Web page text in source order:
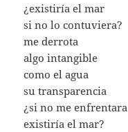
¿existiría el mar
si no lo contuviera?
me derrota
algo intangible
como el agua
su transparencia
¿si no me enfrentara
existiría el mar?